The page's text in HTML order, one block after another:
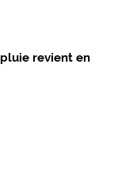
revient en